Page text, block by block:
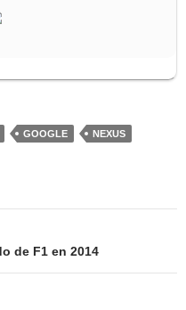
GOOGLE
NEXUS
de F1 en 2014